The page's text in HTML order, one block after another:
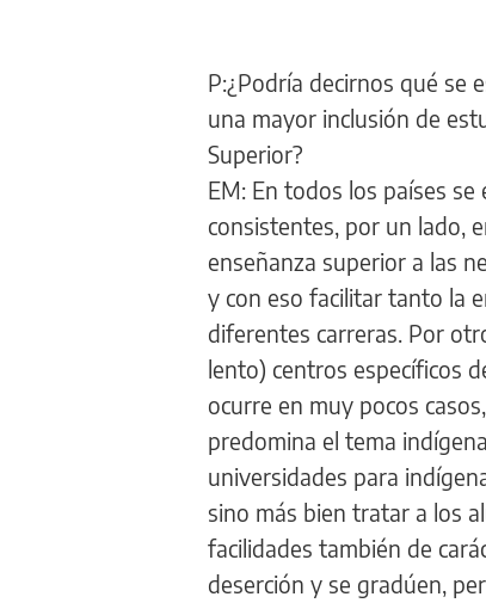
P:¿Podría decirnos qué se
una mayor inclusión de
Superior?
EM: En todos los países
consistentes, por un lado,
enseñanza superior a las
y con eso facilitar tanto la
diferentes carreras. Por
lento) centros específicos
ocurre en muy pocos
predomina el tema
universidades para
sino más bien tratar a los
facilidades también de
deserción y se gradúen,